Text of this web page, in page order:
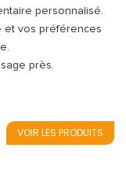
personnalisé.
et vos préférences
près.
VOIR LES PRODUITS